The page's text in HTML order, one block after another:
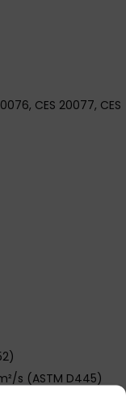
CES 20077, CES
s (ASTM D445)